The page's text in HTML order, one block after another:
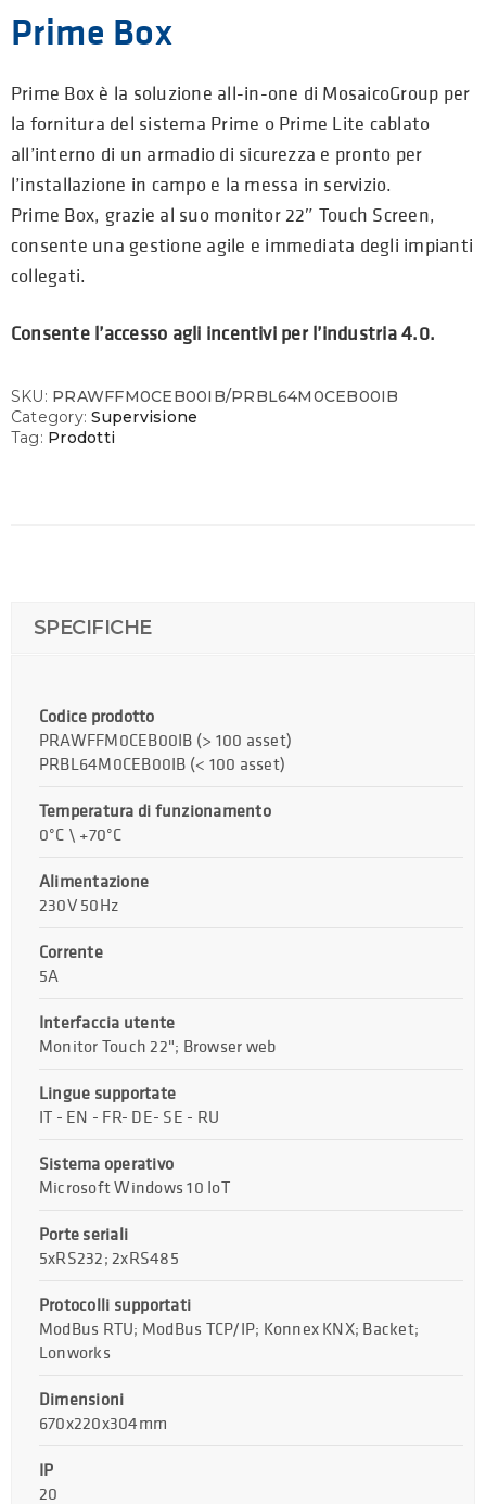
Prime Box
Prime Box è la soluzione all-in-one di MosaicoGroup per
la fornitura del sistema Prime o Prime Lite cablato
all’interno di un armadio di sicurezza e pronto per
l’installazione in campo e la messa in servizio.
Prime Box, grazie al suo monitor 22″ Touch Screen,
consente una gestione agile e immediata degli impianti
collegati.
Consente l’accesso agli incentivi per l’industria 4.0.
SKU: PRAWFFM0CEB00IB/PRBL64M0CEB00IB
Category:Supervisione
Tag: Prodotti
SPECIFICHE
Codice prodotto
PRAWFFM0CEB00IB (> 100 asset)
PRBL64M0CEB00IB (< 100 asset)
Temperatura di funzionamento
0°C \ +70°C
Alimentazione
230V 50Hz
Corrente
5A
Interfaccia utente
Monitor Touch 22"; Browser web
Lingue supportate
IT - EN - FR- DE- SE - RU
Sistema operativo
Microsoft Windows 10 IoT
Porte seriali
5xRS232; 2xRS485
Protocolli supportati
ModBus RTU; ModBus TCP/IP; Konnex KNX; Backet;
Lonworks
Dimensioni
670x220x304mm
IP
20